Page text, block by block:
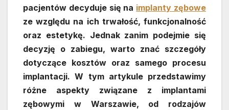
pacjentów decyduje się na implanty zębowe
ze względu na ich trwałość, funkcjonalność
oraz estetykę. Jednak zanim podejmie się
decyzję o zabiegu, warto znać szczegóły
dotyczące kosztów oraz samego procesu
implantacji. W tym artykule przedstawimy
różne aspekty związane z implantami
zębowymi w Warszawie, od rodzajów